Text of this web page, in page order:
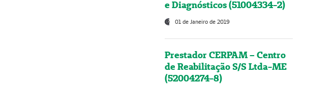
e Diagnósticos (51004334-2)
01 de Janeiro de 2019
Prestador CERPAM – Centro
de Reabilitação S/S Ltda-ME
(52004274-8)